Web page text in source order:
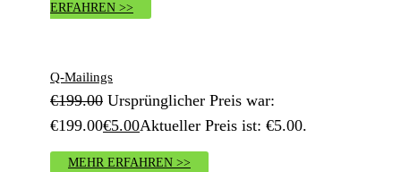
ERFAHREN >>
Q-Mailings
€199.00 Ursprünglicher Preis war:
€199.00€5.00Aktueller Preis ist: €5.00.
MEHR ERFAHREN >>